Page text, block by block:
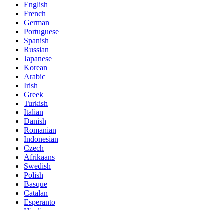
English
French
German
Portuguese
Spanish
Russian
Japanese
Korean
Arabic
Irish
Greek
Turkish
Italian
Danish
Romanian
Indonesian
Czech
Afrikaans
Swedish
Polish
Basque
Catalan
Esperanto